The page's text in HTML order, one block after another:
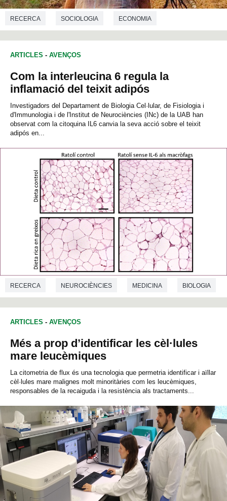
RECERCA SOCIOLOGIA ECONOMIA
DEMOGRAFIA
ARTICLES - AVENÇOS
Com la interleucina 6 regula la
inflamació del teixit adipós
Investigadors del Departament de Biologia Cel·lular, de Fisiologia i
d'Immunologia i de l'Institut de Neurociències (INc) de la UAB han
observat com la citoquina IL6 canvia la seva acció sobre el teixit
adipós en...
RECERCA NEUROCIÈNCIES MEDICINA BIOLOGIA
ARTICLES - AVENÇOS
Més a prop d’identificar les cèl·lules
mare leucèmiques
La citometria de flux és una tecnologia que permetria identificar i aïllar
cèl·lules mare malignes molt minoritàries com les leucèmiques,
responsables de la recaiguda i la resistència als tractaments...